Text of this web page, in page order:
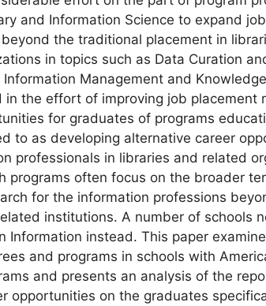
and Information Science to expand
the traditional placement in
in topics such as Data Curation
Management and
the effort of improving job placement
for graduates of programs
to as developing alternative career
professionals in libraries and related
programs often focus on the broader
for the information professions
institutions. A number of schools
Information instead. This paper
and programs in schools with
and presents an analysis of the
opportunities on the graduates